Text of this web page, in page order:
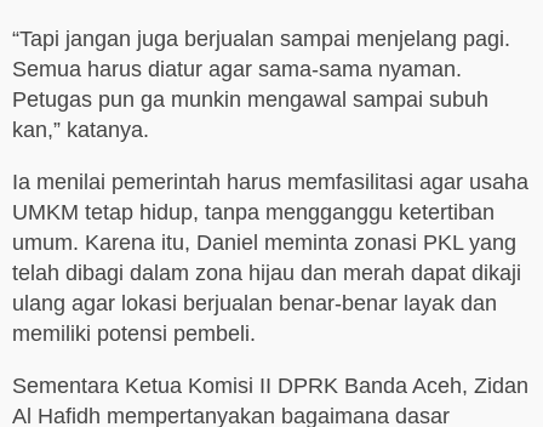
“Tapi jangan juga berjualan sampai menjelang pagi.
Semua harus diatur agar sama-sama nyaman.
Petugas pun ga munkin mengawal sampai subuh
kan,” katanya.
Ia menilai pemerintah harus memfasilitasi agar usaha
UMKM tetap hidup, tanpa mengganggu ketertiban
umum. Karena itu, Daniel meminta zonasi PKL yang
telah dibagi dalam zona hijau dan merah dapat dikaji
ulang agar lokasi berjualan benar-benar layak dan
memiliki potensi pembeli.
Sementara Ketua Komisi II DPRK Banda Aceh, Zidan
Al Hafidh mempertanyakan bagaimana dasar